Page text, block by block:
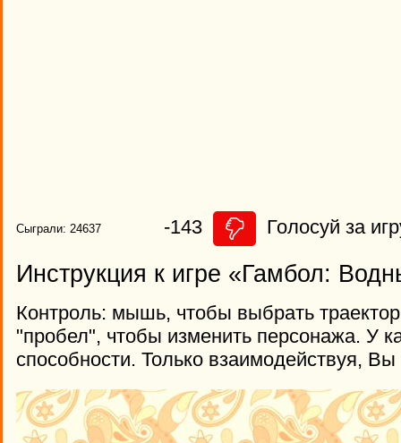
Сыграли: 24637 -143 Голосуй за
Инструкция к игре «Гамбол:
Контроль: мышь, чтобы выбрать
"пробел", чтобы изменить персонажа. У
способности. Только взаимодействуя,